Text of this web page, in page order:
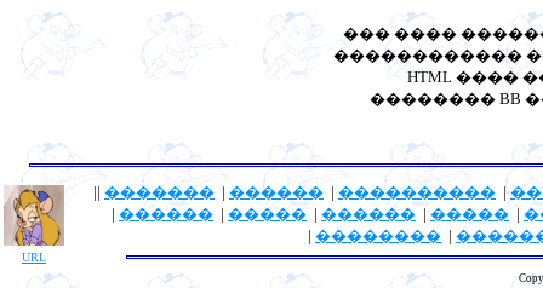
��� ����
������������
HTML
�������� BB
URL
|| ������� | ������ | ���������� |
| ������ | ����� | ������ | ����� |
| �������� |